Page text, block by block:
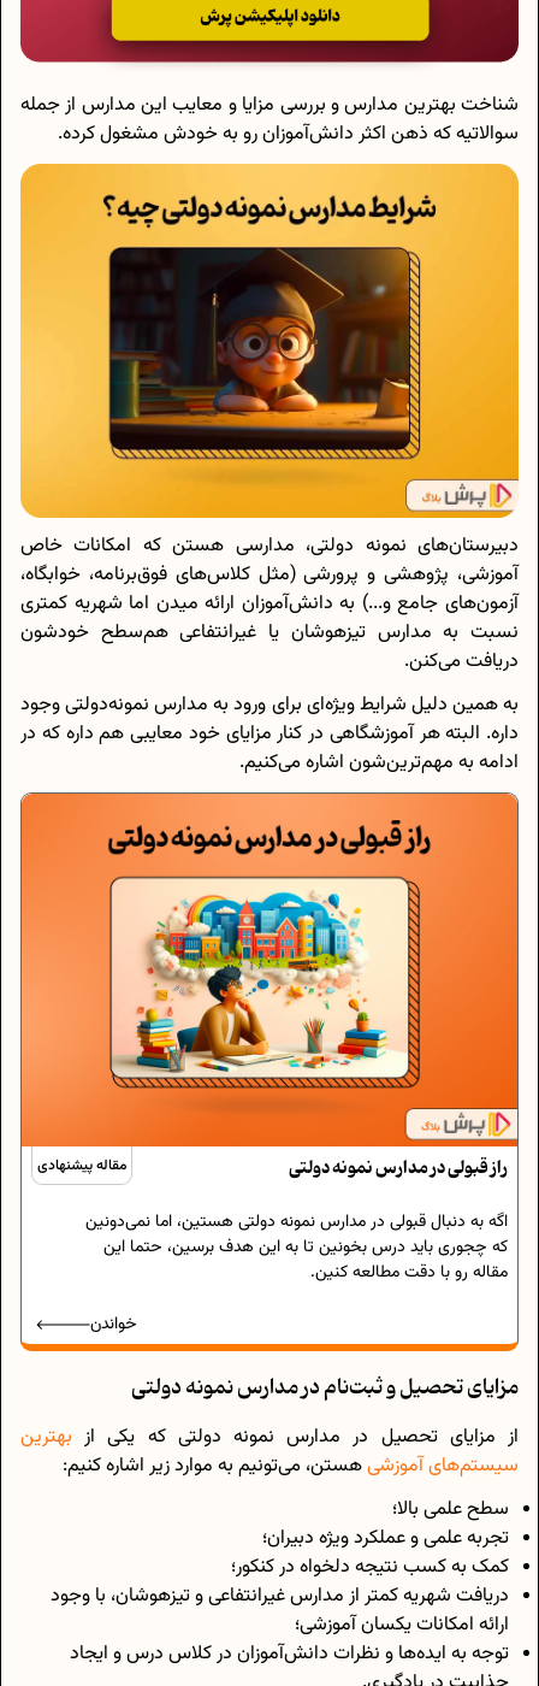
شناخت بهترین مدارس و بررسی مزایا و معایب این مدارس از جمله
سوالاتیه که ذهن اکثر دانش‌آموزان رو به خودش مشغول کرده.
دبیرستان‌های نمونه دولتی، مدارسی هستن که امکانات خاص
آموزشی، پژوهشی و پرورشی (مثل کلاس‌های فوق‌برنامه، خوابگاه،
آزمون‌های جامع و...) به دانش‌آموزان ارائه میدن اما شهریه کمتری
نسبت به مدارس تیزهوشان یا غیرانتفاعی هم‌سطح خودشون
دریافت می‌کنن.
به همین دلیل شرایط ویژه‌ای برای ورود به مدارس نمونه‌دولتی وجود
داره. البته هر آموزشگاهی در کنار مزایای خود معایبی هم داره که در
ادامه به مهم‌ترین‌شون اشاره می‌کنیم.
مقاله پیشنهادی راز قبولی در مدارس نمونه‌ دولتی
اگه به دنبال قبولی در مدارس نمونه دولتی هستین، اما نمی‌دونین
که چجوری باید درس بخونین تا به این هدف برسین، حتما این
مقاله رو با دقت مطالعه کنین.
خواندن
مزایای تحصیل و ثبت‌نام در مدارس نمونه دولتی
از مزایای تحصیل در مدارس نمونه دولتی که یکی از بهترین
سیستم‌های آموزشیهستن، می‌تونیم به موارد زیر اشاره کنیم:
سطح علمی بالا؛
تجربه علمی و عملکرد ویژه دبیران؛
کمک به کسب نتیجه دلخواه در کنکور؛
دریافت شهریه کمتر از مدارس غیر‌انتفاعی و تیزهوشان، با وجود
ارائه امکانات یکسان آموزشی؛
توجه به ایده‌ها و نظرات دانش‌آموزان در کلاس درس و ایجاد